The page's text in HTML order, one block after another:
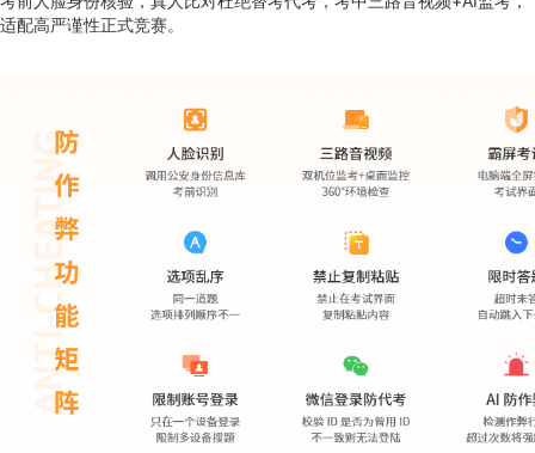
适配高严谨性正式竞赛。